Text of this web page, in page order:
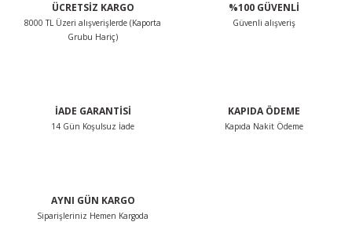
Ürün açıklamasında eksik bilgiler bulunuyor.
Ürün bilgilerinde hatalar bulunuyor.
ÜCRETSİZ KARGO
8000 TL Üzeri alışverişlerde (Kaporta
Grubu Hariç)
%100 GÜVENLİ
Güvenli alışveriş
İADE GARANTİSİ
14 Gün Koşulsuz İade
KAPIDA ÖDEME
Kapıda Nakit Ödeme
AYNI GÜN KARGO
Siparişleriniz Hemen Kargoda